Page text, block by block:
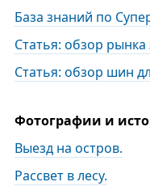
База знаний по
Статья: обзор рынка
Статья: обзор шин
Фотографии и
Выезд на остров.
Рассвет в лесу.